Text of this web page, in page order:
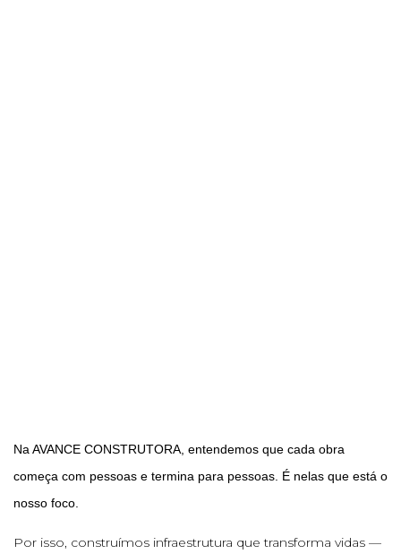
Na AVANCE CONSTRUTORA, entendemos que cada obra
começa com pessoas e termina para pessoas. É nelas que está o
nosso foco.
Por isso, construímos infraestrutura que transforma vidas —